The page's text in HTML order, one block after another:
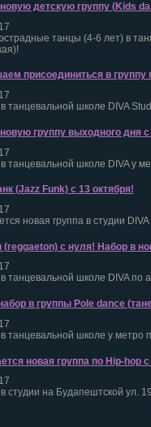
детскую группу (Kids
танцы (4-6 лет) в
присоединиться в
танцевальной школе DIVA
группу выходного дня
танцевальной школе DIVA у
(Jazz Funk) с 13 октября!
новая группа в студии
(reggaeton) с нуля! Набор в
танцевальной школе DIVA по
в группы Pole dance
танцевальной школе у метро
новая группа по Hip-hop
студии на Будапештской ул.